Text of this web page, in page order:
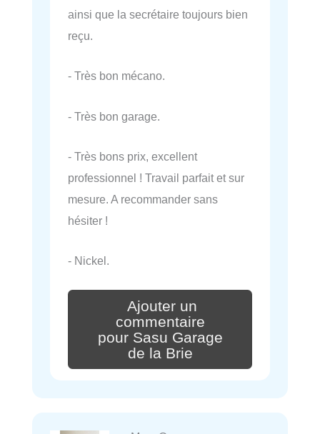
ainsi que la secrétaire toujours bien
reçu.
- Très bon mécano.
- Très bon garage.
- Très bons prix, excellent
professionnel ! Travail parfait et sur
mesure. A recommander sans
hésiter !
- Nickel.
Ajouter un
commentaire
pour Sasu Garage
de la Brie